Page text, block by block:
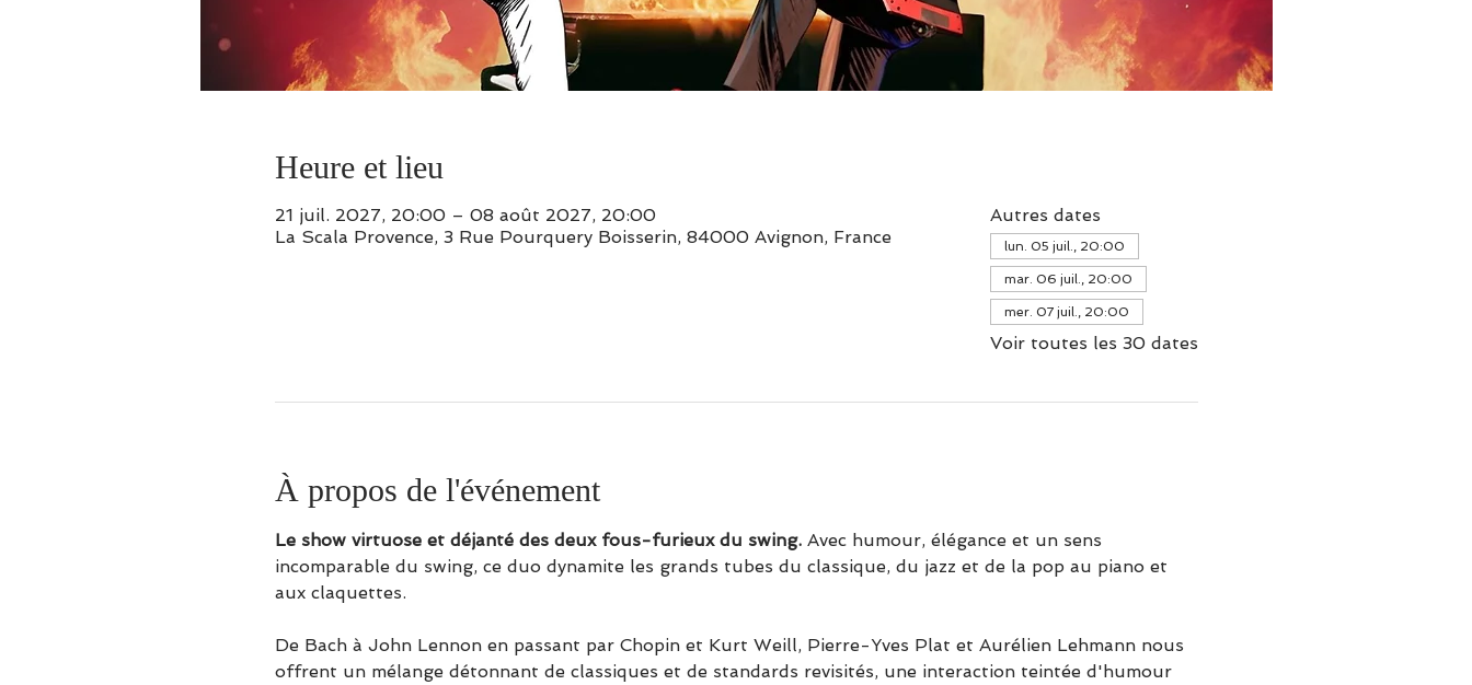
Heure et lieu
21 juil. 2027, 20:00 – 08 août 2027, 20:00
La Scala Provence, 3 Rue Pourquery Boisserin, 84000 Avignon, France
Autres dates
lun. 05 juil., 20:00
mar. 06 juil., 20:00
mer. 07 juil., 20:00
Voir toutes les 30 dates
À propos de l'événement
Le show virtuose et déjanté des deux fous-furieux du swing. Avec humour, élégance et un sens
incomparable du swing, ce duo dynamite les grands tubes du classique, du jazz et de la pop au piano et
aux claquettes.
De Bach à John Lennon en passant par Chopin et Kurt Weill, Pierre-Yves Plat et Aurélien Lehmann nous
offrent un mélange détonnant de classiques et de standards revisités, une interaction teintée d'humour